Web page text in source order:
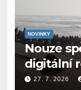
NOVINKY
Nouze
digitální
27. 7. 2026